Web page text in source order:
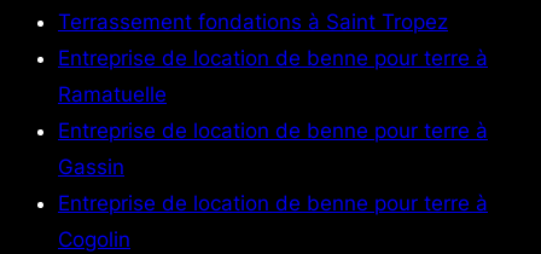
Terrassement fondations à Saint Tropez
Entreprise de location de benne pour terre à
Ramatuelle
Entreprise de location de benne pour terre à
Gassin
Entreprise de location de benne pour terre à
Cogolin